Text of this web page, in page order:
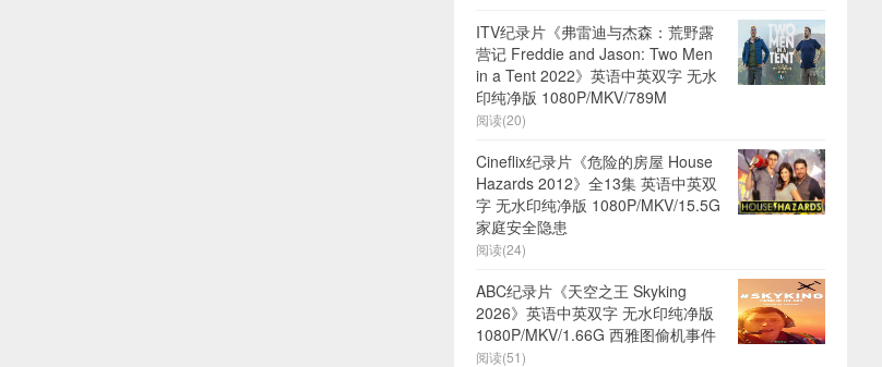
ITV纪录片《弗雷迪与杰森：荒野露
营记 Freddie and Jason: Two Men
in a Tent 2022》英语中英双字 无水
印纯净版 1080P/MKV/789M
阅读(20)
Cineflix纪录片《危险的房屋 House
Hazards 2012》全13集 英语中英双
字 无水印纯净版 1080P/MKV/15.5G
家庭安全隐患
阅读(24)
ABC纪录片《天空之王 Skyking
2026》英语中英双字 无水印纯净版
1080P/MKV/1.66G 西雅图偷机事件
阅读(51)